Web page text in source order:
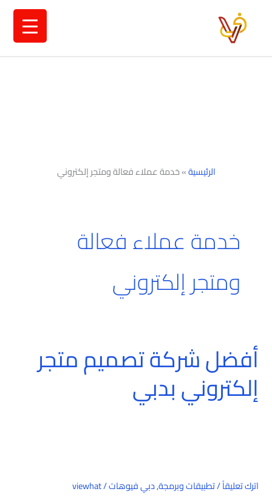
الرئيسية»خدمة عملاء فعالة ومتجر إلكتروني
خدمة عملاء فعالة
ومتجر إلكتروني
أفضل شركة تصميم متجر
إلكتروني بدبي
اترك تعليقاً/تطبيقات وبرمجة,دبي فيوهات/
viewhat
أفضل
شركة
تصميم
متجر